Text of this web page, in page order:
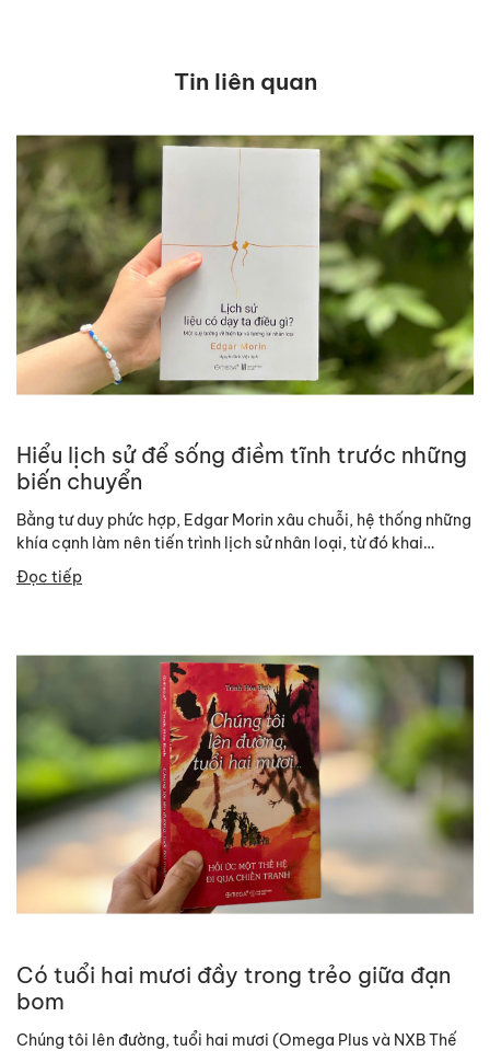
Tin liên quan
Hiểu lịch sử để sống điềm tĩnh trước những
biến chuyển
Bằng tư duy phức hợp, Edgar Morin xâu chuỗi, hệ thống những
khía cạnh làm nên tiến trình lịch sử nhân loại, từ đó khai
sáng...
Đọc tiếp
Có tuổi hai mươi đầy trong trẻo giữa đạn
bom
Chúng tôi lên đường, tuổi hai mươi (Omega Plus và NXB Thế